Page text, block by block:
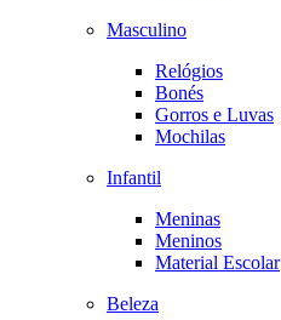
Masculino
Relógios
Bonés
Gorros e Luvas
Mochilas
Infantil
Meninas
Meninos
Material Escolar
Beleza